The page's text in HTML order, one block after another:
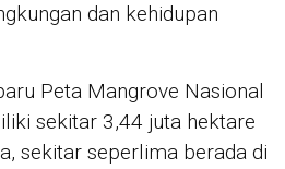
dan kehidupan
Peta Mangrove Nasional
sekitar 3,44 juta hektare
sekitar seperlima berada di